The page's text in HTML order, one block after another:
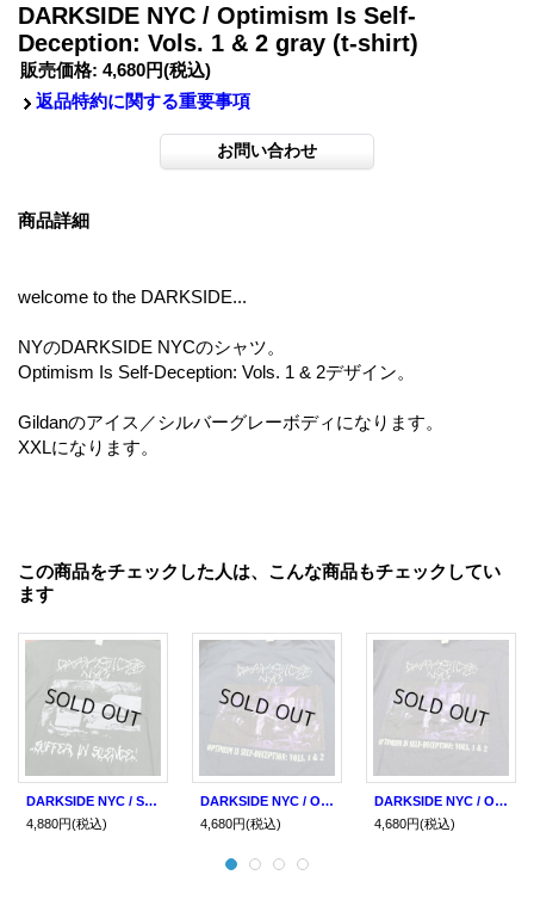
DARKSIDE NYC / Optimism Is Self-
Deception: Vols. 1 & 2 gray (t-shirt)
販売価格: 4,680円(税込)
返品特約に関する重要事項
商品詳細
welcome to the DARKSIDE...
NYのDARKSIDE NYCのシャツ。
Optimism Is Self-Deception: Vols. 1 & 2デザイン。
Gildanのアイス／シルバーグレーボディになります。
XXLになります。
この商品をチェックした人は、こんな商品もチェックしてい
ます
DARKSIDE NYC / Suffer In Silence forest (t-shirt)
4,880円(税込)
DARKSIDE NYC / Optimism Is Self-Deception: Vols. 1 & 2 navy (t-shirt)
4,680円(税込)
DARKSIDE NYC / Optimism Is Self-Deception: Vols. 1 & 2 berry/wine (t-shirt)
4,680円(税込)